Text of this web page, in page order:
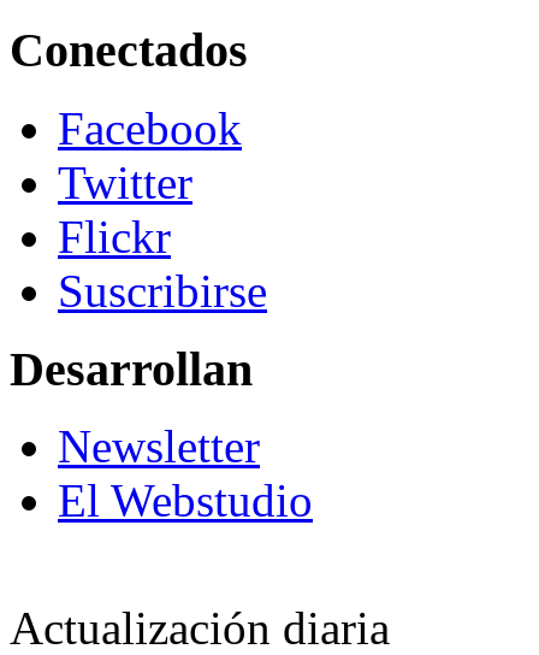
Conectados
Facebook
Twitter
Flickr
Suscribirse
Desarrollan
Newsletter
El Webstudio
Actualización diaria